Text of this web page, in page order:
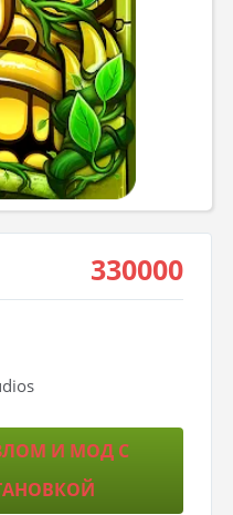
330000
И МОД С